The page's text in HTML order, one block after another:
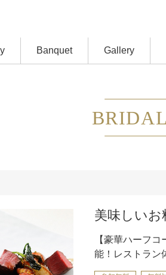
Banquet Gallery
美味しいお
【豪華ハーフ
能！レストラン